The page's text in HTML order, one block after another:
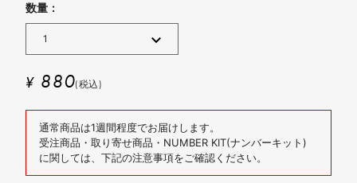
数量 :
¥ 880(税込)
通常商品は1週間程度でお届けします。
受注商品・取り寄せ商品・NUMBER KIT(ナンバーキット)
に関しては、下記の注意事項をご確認ください。